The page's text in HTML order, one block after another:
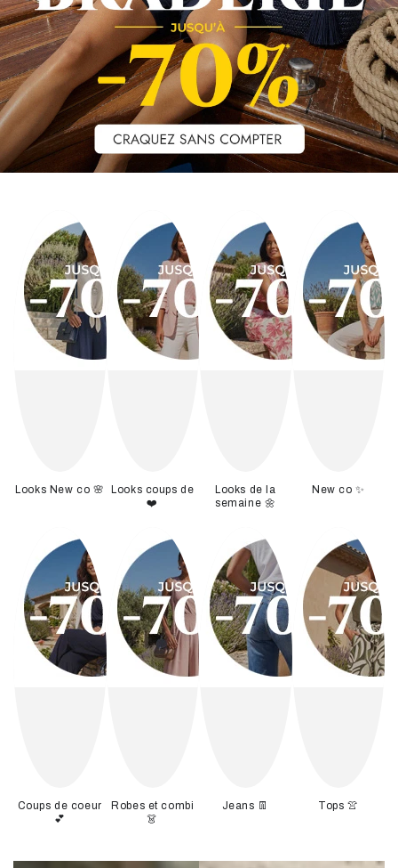
Looks New co 🌸
Looks coups de
❤️
Looks de la
semaine 🌼
New co ✨
Coups de coeur
💕
Robes et combi
👗
Jeans 👖 Tops 👚